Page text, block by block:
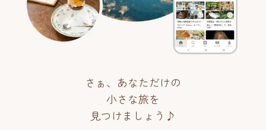
さぁ、あなただけの
小さな旅を
見つけましょう♪